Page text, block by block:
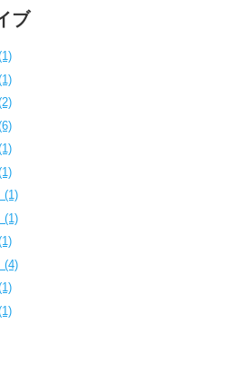
ブ
(1)
(1)
(4)